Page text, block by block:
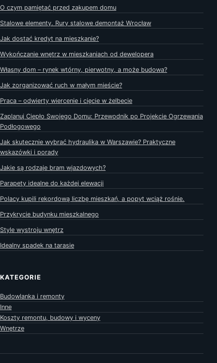
O czym pamiętać przed zakupem domu
Stalowe elementy. Rury stalowe demontaż Wrocław
Jak dostać kredyt na mieszkanie?
Wykończanie wnętrz w mieszkaniach od dewelopera
Własny dom – rynek wtórny, pierwotny, a może budowa?
Jak zorganizować ruch w małym mieście?
Praca – odwierty wiercenie i cięcie w żelbecie
Zaplanuj Ciepło Swojego Domu: Przewodnik po Projekcie Ogrzewania
Podłogowego
Jak skutecznie wybrać hydraulika w Warszawie? Praktyczne
wskazówki i porady
Jakie są rodzaje bram wjazdowych?
Parapety idealne do każdej elewacji
Polacy kupili rekordową liczbę mieszkań, a popyt wciąż rośnie.
Przykrycie budynku mieszkalnego
Style wystroju wnętrz
Idealny spadek na tarasie
KATEGORIE
Budowlanka i remonty
Inne
Koszty remontu, budowy i wyceny
Wnętrze